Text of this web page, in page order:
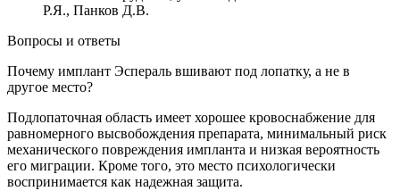
Р.Я., Панков Д.В.
Вопросы и ответы
Почему имплант Эспераль вшивают под лопатку, а не в
другое место?
Подлопаточная область имеет хорошее кровоснабжение для
равномерного высвобождения препарата, минимальный риск
механического повреждения импланта и низкая вероятность
его миграции. Кроме того, это место психологически
воспринимается как надежная защита.